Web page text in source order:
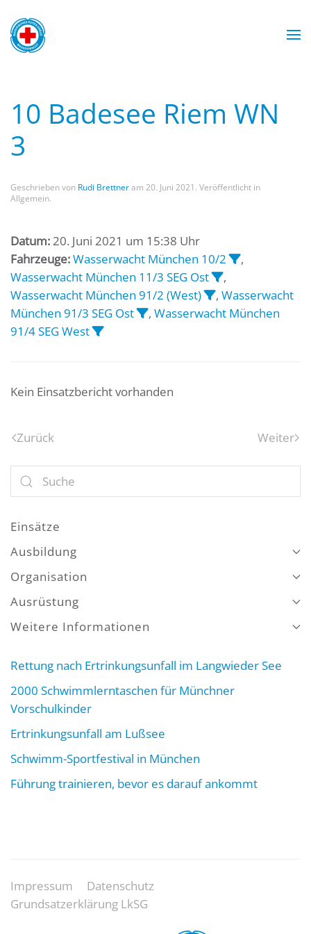
Zum Hauptinhalt springen
10 Badesee Riem WN
3
Geschrieben von Rudi Brettneram 20. Juni 2021 . Veröffentlicht in
Allgemein.
Datum:20. Juni 2021 um 15:38 Uhr
Fahrzeuge:Wasserwacht München 10/2
,
Wasserwacht München 11/3 SEG Ost
,
Wasserwacht München 91/2 (West)
, Wasserwacht
München 91/3 SEG Ost
, Wasserwacht München
91/4 SEG West
Kein Einsatzbericht vorhanden
Zurück Weiter
Einsätze
Ausbildung
Organisation
Ausrüstung
Weitere Informationen
Rettung nach Ertrinkungsunfall im Langwieder See
2000 Schwimmlerntaschen für Münchner
Vorschulkinder
Ertrinkungsunfall am Lußsee
Schwimm-Sportfestival in München
Führung trainieren, bevor es darauf ankommt
Impressum
Datenschutz
Grundsatzerklärung LkSG